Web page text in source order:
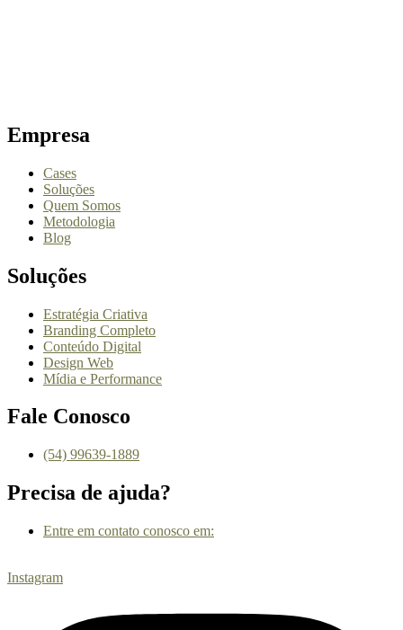
Empresa
Cases
Soluções
Quem Somos
Metodologia
Blog
Soluções
Estratégia Criativa
Branding Completo
Conteúdo Digital
Design Web
Mídia e Performance
Fale Conosco
(54) 99639-1889
Precisa de ajuda?
Entre em contato conosco em:
Instagram